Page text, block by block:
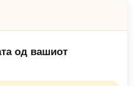
од вашиот